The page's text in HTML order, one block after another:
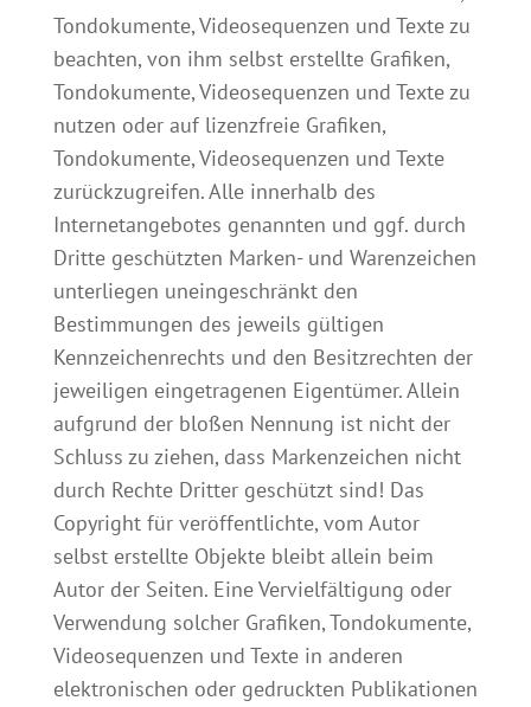
Tondokumente, Videosequenzen und Texte zu
beachten, von ihm selbst erstellte Grafiken,
Tondokumente, Videosequenzen und Texte zu
nutzen oder auf lizenzfreie Grafiken,
Tondokumente, Videosequenzen und Texte
zurückzugreifen. Alle innerhalb des
Internetangebotes genannten und ggf. durch
Dritte geschützten Marken- und Warenzeichen
unterliegen uneingeschränkt den
Bestimmungen des jeweils gültigen
Kennzeichenrechts und den Besitzrechten der
jeweiligen eingetragenen Eigentümer. Allein
aufgrund der bloßen Nennung ist nicht der
Schluss zu ziehen, dass Markenzeichen nicht
durch Rechte Dritter geschützt sind! Das
Copyright für veröffentlichte, vom Autor
selbst erstellte Objekte bleibt allein beim
Autor der Seiten. Eine Vervielfältigung oder
Verwendung solcher Grafiken, Tondokumente,
Videosequenzen und Texte in anderen
elektronischen oder gedruckten Publikationen